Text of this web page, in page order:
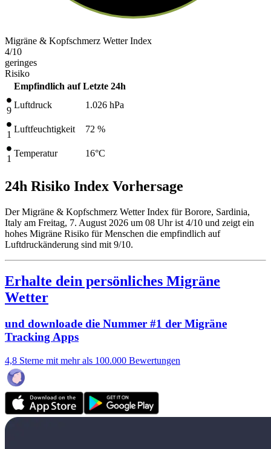
Migräne & Kopfschmerz Wetter Index
4/10
geringes
Risiko
Empfindlich auf Letzte 24h
9
Luftdruck 1.026 hPa
1
Luftfeuchtigkeit 72 %
1
Temperatur 16°C
24h Risiko Index Vorhersage
Der Migräne & Kopfschmerz Wetter Index für Borore, Sardinia,
Italy am Freitag, 7. August 2026 um 08 Uhr ist 4/10 und zeigt ein
hohes Migräne Risiko für Menschen die empfindlich auf
Luftdruckänderung sind mit 9/10.
Erhalte dein persönliches Migräne
Wetter
und downloade die Nummer #1 der Migräne
Tracking Apps
4,8 Sterne mit mehr als 100.000 Bewertungen